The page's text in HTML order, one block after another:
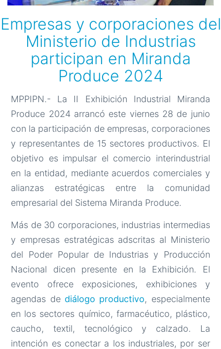
Empresas y corporaciones del
Ministerio de Industrias
participan en Miranda
Produce 2024
MPPIPN.- La II Exhibición Industrial Miranda
Produce 2024 arrancó este viernes 28 de junio
con la participación de empresas, corporaciones
y representantes de 15 sectores productivos. El
objetivo es impulsar el comercio interindustrial
en la entidad, mediante acuerdos comerciales y
alianzas estratégicas entre la comunidad
empresarial del Sistema Miranda Produce.
Más de 30 corporaciones, industrias intermedias
y empresas estratégicas adscritas al Ministerio
del Poder Popular de Industrias y Producción
Nacional dicen presente en la Exhibición. El
evento ofrece exposiciones, exhibiciones y
agendas de diálogo productivo, especialmente
en los sectores químico, farmacéutico, plástico,
caucho, textil, tecnológico y calzado. La
intención es conectar a los industriales, por ser